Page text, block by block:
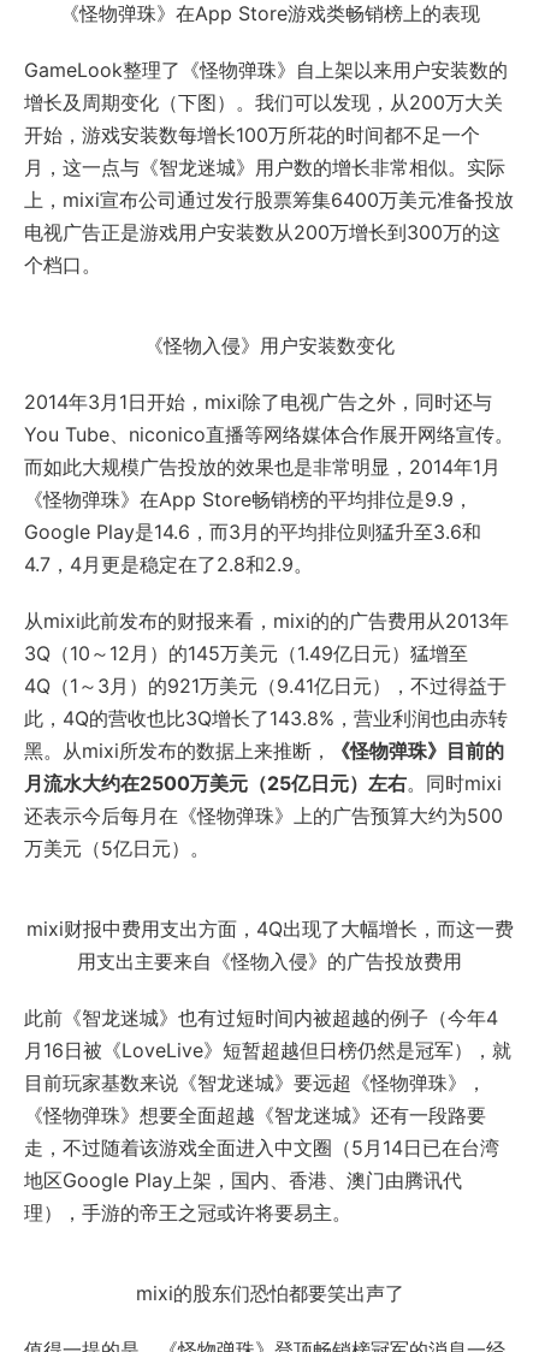
《怪物弹珠》在App Store游戏类畅销榜上的表现
GameLook整理了《怪物弹珠》自上架以来用户安装数的
增长及周期变化（下图）。我们可以发现，从200万大关
开始，游戏安装数每增长100万所花的时间都不足一个
月，这一点与《智龙迷城》用户数的增长非常相似。实际
上，mixi宣布公司通过发行股票筹集6400万美元准备投放
电视广告正是游戏用户安装数从200万增长到300万的这
个档口。
《怪物入侵》用户安装数变化
2014年3月1日开始，mixi除了电视广告之外，同时还与
You Tube、niconico直播等网络媒体合作展开网络宣传。
而如此大规模广告投放的效果也是非常明显，2014年1月
《怪物弹珠》在App Store畅销榜的平均排位是9.9，
Google Play是14.6，而3月的平均排位则猛升至3.6和
4.7，4月更是稳定在了2.8和2.9。
从mixi此前发布的财报来看，mixi的的广告费用从2013年
3Q（10～12月）的145万美元（1.49亿日元）猛增至
4Q（1～3月）的921万美元（9.41亿日元），不过得益于
此，4Q的营收也比3Q增长了143.8%，营业利润也由赤转
黑。从mixi所发布的数据上来推断，
《怪物弹珠》目前的
月流水大约在2500万美元（25亿日元）左右。同时mixi
还表示今后每月在《怪物弹珠》上的广告预算大约为500
万美元（5亿日元）。
mixi财报中费用支出方面，4Q出现了大幅增长，而这一费
用支出主要来自《怪物入侵》的广告投放费用
此前《智龙迷城》也有过短时间内被超越的例子（今年4
月16日被《LoveLive》短暂超越但日榜仍然是冠军），就
目前玩家基数来说《智龙迷城》要远超《怪物弹珠》，
《怪物弹珠》想要全面超越《智龙迷城》还有一段路要
走，不过随着该游戏全面进入中文圈（5月14日已在台湾
地区Google Play上架，国内、香港、澳门由腾讯代
理），手游的帝王之冠或许将要易主。
mixi的股东们恐怕都要笑出声了